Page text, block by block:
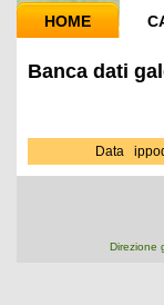
HOME
Banca dati
Data
Direzione